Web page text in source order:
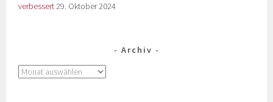
verbessert29. Oktober 2024
Archiv